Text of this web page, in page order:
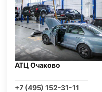
АТЦ Очаково
+7 (495) 152-31-11